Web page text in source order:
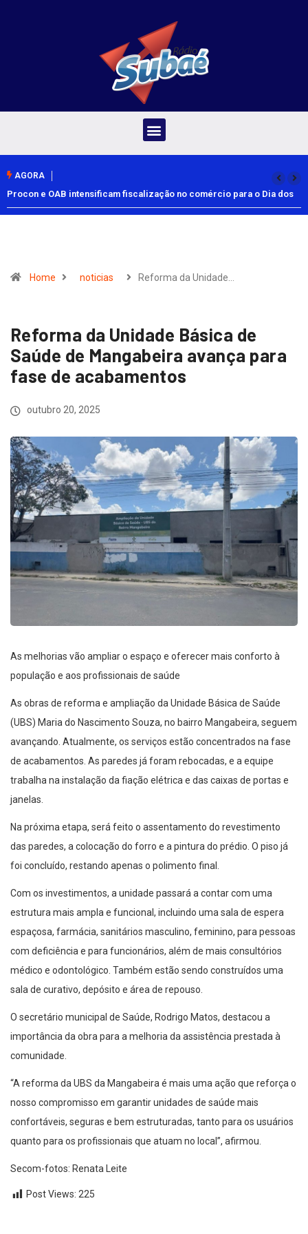
AGORA
Procon e OAB intensificam fiscalização no comércio para o Dia dos
Pais
Home noticias Reforma da Unidade…
Reforma da Unidade Básica de
Saúde de Mangabeira avança para
fase de acabamentos
outubro 20, 2025
As melhorias vão ampliar o espaço e oferecer mais conforto à
população e aos profissionais de saúde
As obras de reforma e ampliação da Unidade Básica de Saúde
(UBS) Maria do Nascimento Souza, no bairro Mangabeira, seguem
avançando. Atualmente, os serviços estão concentrados na fase
de acabamentos. As paredes já foram rebocadas, e a equipe
trabalha na instalação da fiação elétrica e das caixas de portas e
janelas.
Na próxima etapa, será feito o assentamento do revestimento
das paredes, a colocação do forro e a pintura do prédio. O piso já
foi concluído, restando apenas o polimento final.
Com os investimentos, a unidade passará a contar com uma
estrutura mais ampla e funcional, incluindo uma sala de espera
espaçosa, farmácia, sanitários masculino, feminino, para pessoas
com deficiência e para funcionários, além de mais consultórios
médico e odontológico. Também estão sendo construídos uma
sala de curativo, depósito e área de repouso.
O secretário municipal de Saúde, Rodrigo Matos, destacou a
importância da obra para a melhoria da assistência prestada à
comunidade.
“A reforma da UBS da Mangabeira é mais uma ação que reforça o
nosso compromisso em garantir unidades de saúde mais
confortáveis, seguras e bem estruturadas, tanto para os usuários
quanto para os profissionais que atuam no local”, afirmou.
Secom-fotos: Renata Leite
Post Views: 225